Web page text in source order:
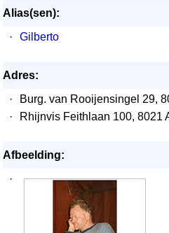
Alias(sen):
·
Gilberto
Adres:
·
Burg. van Rooijensingel 29,
·
Rhijnvis Feithlaan 100, 8021
Afbeelding:
·